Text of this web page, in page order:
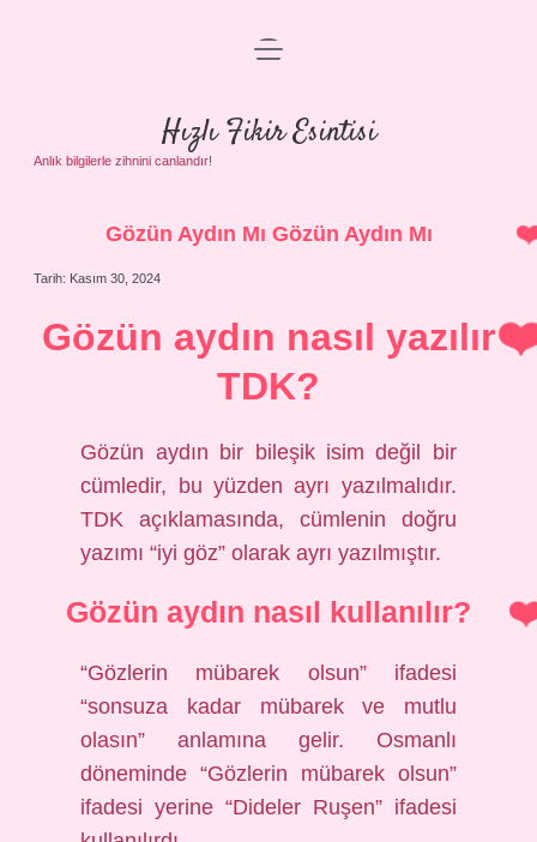
Anasayfa
menüyü
aç
Hızlı Fikir Esintisi
Anlık bilgilerle zihnini canlandır!
Gözün Aydın Mı Gözün Aydın Mı
Tarih: Kasım 30, 2024
Gözün aydın nasıl yazılır
TDK?
Gözün aydın bir bileşik isim değil bir
cümledir, bu yüzden ayrı yazılmalıdır.
TDK açıklamasında, cümlenin doğru
yazımı “iyi göz” olarak ayrı yazılmıştır.
Gözün aydın nasıl kullanılır?
“Gözlerin mübarek olsun” ifadesi
“sonsuza kadar mübarek ve mutlu
olasın” anlamına gelir. Osmanlı
döneminde “Gözlerin mübarek olsun”
ifadesi yerine “Dideler Ruşen” ifadesi